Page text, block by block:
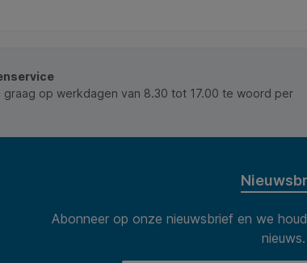
op werkdagen van 8.30 tot 17.00 te woord per
Abonneer op onze nieuwsbrief en we
nieuws.